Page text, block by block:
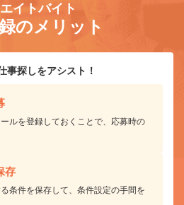
イトバイト
のメリット
事探しをアシスト！
ルを登録しておくことで、応募時の
存
条件を保存して、条件設定の手間を